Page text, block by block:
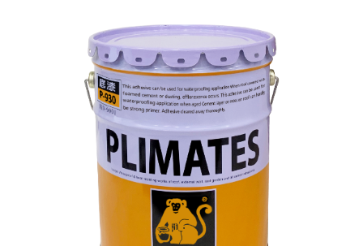
强力的接着，即使浸泡在水中亦有优异的接着能力，是
外墙拉皮工程很适用的接着底漆。